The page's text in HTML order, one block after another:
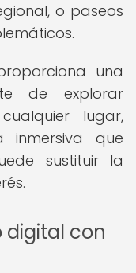
o paseos
una
de explorar
lugar,
inmersiva que
sustituir la
digital con